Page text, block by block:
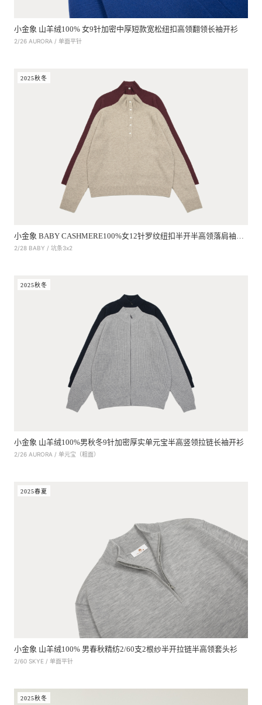
小金象 山羊绒100% 女9针加密中厚短款宽松纽扣高领翻领长袖开衫
2/26 AURORA / 单面平针
2025秋冬
2/28 BABY / 坑条3x2
2025秋冬
小金象 山羊绒100%男秋冬9针加密厚实单元宝半高竖领拉链长袖开衫
2/26 AURORA / 单元宝（粗面）
2025春夏
小金象 山羊绒100% 男春秋精纺2/60支2根纱半开拉链半高领套头衫
2/60 SKYE / 单面平针
2025秋冬